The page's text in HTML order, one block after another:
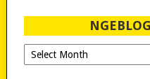
Ngeblog
Sejak